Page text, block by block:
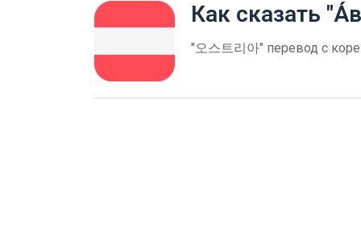
Как сказать
"오스트리아" перевод с